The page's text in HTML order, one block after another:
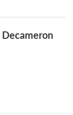
Decameron